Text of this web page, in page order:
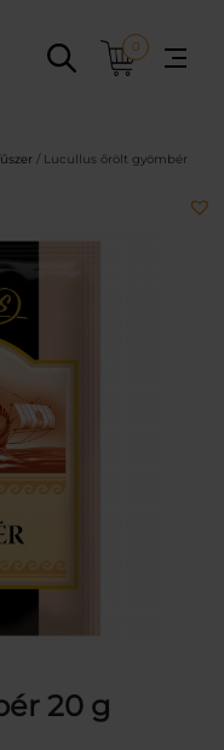
0
/ Lucullus őrölt gyömbér
20 g